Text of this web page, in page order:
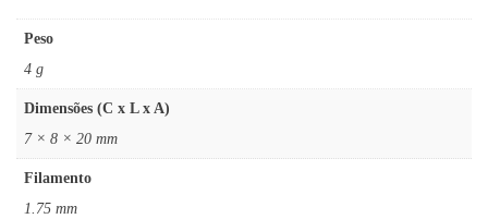
Peso
4 g
Dimensões (C x L x A)
7 × 8 × 20 mm
Filamento
1.75 mm